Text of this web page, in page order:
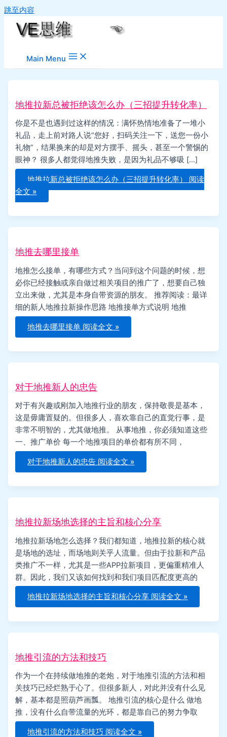
跳至内容
Main Menu
地推拉新总被拒绝该怎么办（三招提升转化率）
你是不是也遇到过这样的情况：满怀热情地准备了一堆小
礼品，走上前对路人说“您好，扫码关注一下，送您一份小
礼物”，结果换来的却是对方摆手、摇头，甚至一个警惕的
眼神？ 很多人都觉得地推失败，是因为礼品不够吸 […]
地推拉新总被拒绝该怎么办（三招提升转化率）
阅读
全文 »
地推去哪里接单
地推怎么接单，有哪些方式？当问到这个问题的时候，想
必你已经接触或亲自做过相关项目的推广了，想要自己独
立出来做，尤其是本身自带资源的朋友。 推荐阅读：最详
细的新人地推拉新操作思路 地推接单方式说明 地推
地推去哪里接单 阅读全文 »
对于地推新人的忠告
对于有兴趣或刚加入地推行业的朋友，保持敬畏是基本，
这是毋庸置疑的。但很多人，喜欢靠自己的直觉行事，是
非常不明智的，尤其做地推。 从事地推，你必须知道这些
一、推广单价 每一个地推项目的单价都有所不同，
对于地推新人的忠告 阅读全文 »
地推拉新场地选择的主旨和核心分享
地推拉新场地怎么选择？我们都知道，地推拉新的核心就
是场地的选址，而场地则关乎人流量。但由于拉新和产品
类推广不一样，尤其是一些APP拉新项目，更偏重精准人
群。因此，我们又该如何找到和我们项目匹配度更高的
地推拉新场地选择的主旨和核心分享 阅读全文 »
地推引流的方法和技巧
作为一个在持续做地推的老炮，对于地推引流的方法和相
关技巧已经烂熟于心了。但很多新人，对此并没有什么见
解，基本都是照葫芦画瓢。 地推引流的核心是什么 做地
推，没有什么自带流量的光环，都是靠自己的努力争取
地推引流的方法和技巧 阅读全文 »